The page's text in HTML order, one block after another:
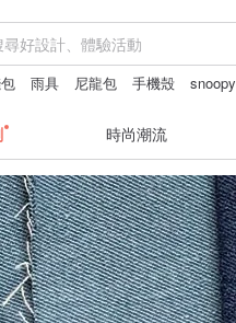
雨具 尼龍包 手機殼 snoopy
時尚潮流